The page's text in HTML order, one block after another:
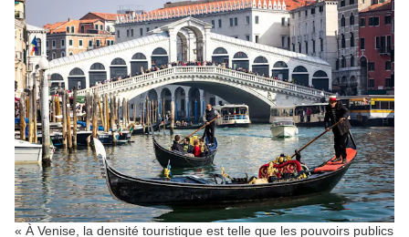
« À Venise, la densité touristique est telle que les pouvoirs publics